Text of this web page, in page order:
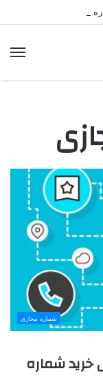
مجازی
شماره مجازی
شماره